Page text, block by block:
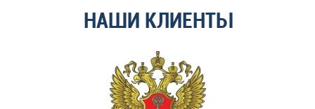
НАШИ КЛИЕНТЫ